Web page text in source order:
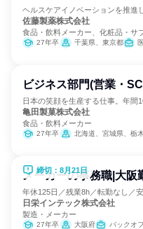
ヘルスケアイノベーションを推進
佐藤製薬株式会社
食品・飲料メーカー、化粧品・サ
27年卒 千葉県、東京都
ビジネス部門(営業・
日本の笑顔を生産する仕事。年間
亀田製菓株式会社
食品・飲料メーカー
27年卒 北海道、宮城県、栃木県、埼玉県、東京都、神奈川県、新潟県、石川県、長野県、愛
締切：8月21日
メーカーの事務職|大阪
年休125日／残業8h／転勤なし／
日栄インテック株式会社
製造・メーカー
27年卒 大阪府 バックオ